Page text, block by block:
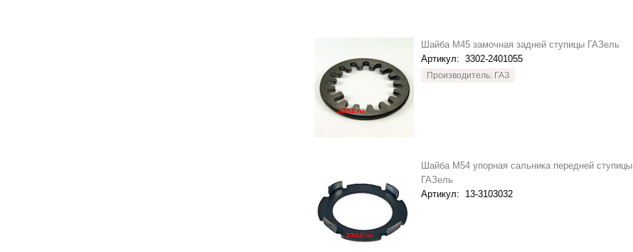
Шайба М45 замочная задней ступицы ГАЗель
Артикул: 3302-2401055
Производитель: ГАЗ
Шайба М54 упорная сальника передней ступицы
ГАЗель
Артикул: 13-3103032